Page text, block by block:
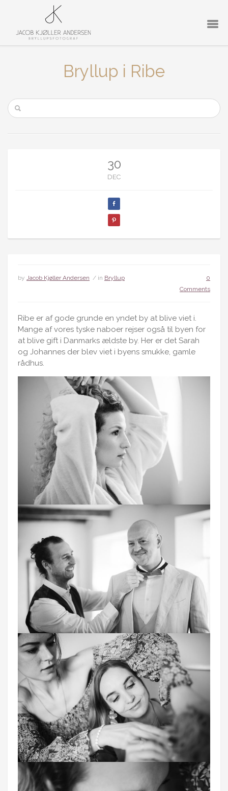
Bryllup i Ribe
30
DEC
by Jacob Kjøller Andersen / in Bryllup
0
Comments
Ribe er af gode grunde en yndet by at blive viet i.
Mange af vores tyske naboer rejser også til byen for
at blive gift i Danmarks ældste by. Her er det Sarah
og Johannes der blev viet i byens smukke, gamle
rådhus.